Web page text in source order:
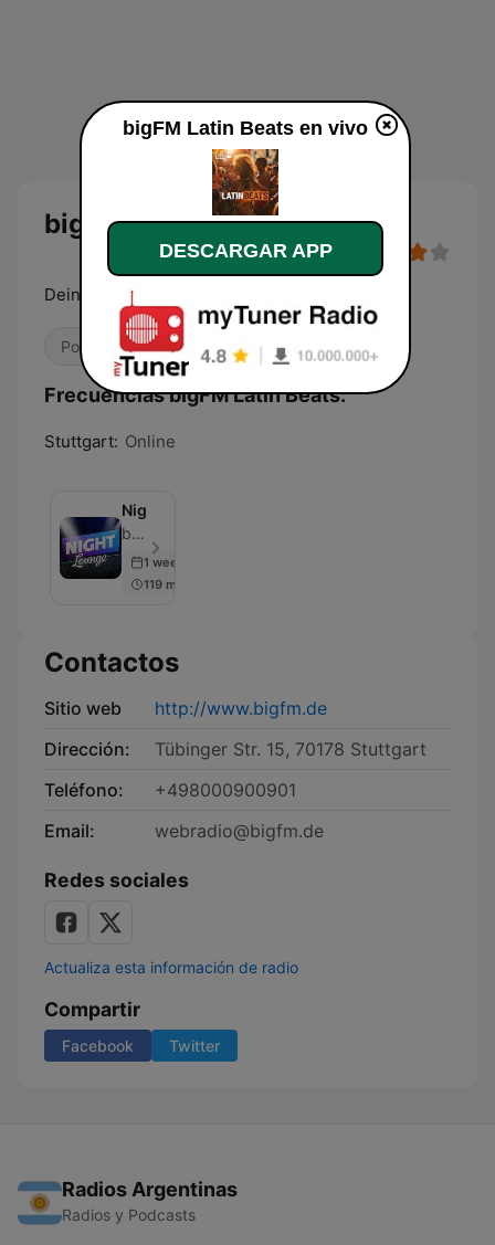
bigFM Latin Beats
Deine biggsten Beats aus Lateinamerika
Pop / Top 40 Música brasileña Latino
Frecuencias bigFM Latin Beats:
Stuttgart: Online
Nightlounge
bigFM - Episodio 500
1 week ago
119 min
Contactos
Sitio web
http://www.bigfm.de
Dirección:
Tübinger Str. 15, 70178 Stuttgart
Teléfono:
+498000900901
Email:
webradio@bigfm.de
Redes sociales
Actualiza esta información de radio
Compartir
Facebook Twitter
Radios Argentinas
Radios y Podcasts
bigFM Latin Beats en vivo
DESCARGAR APP